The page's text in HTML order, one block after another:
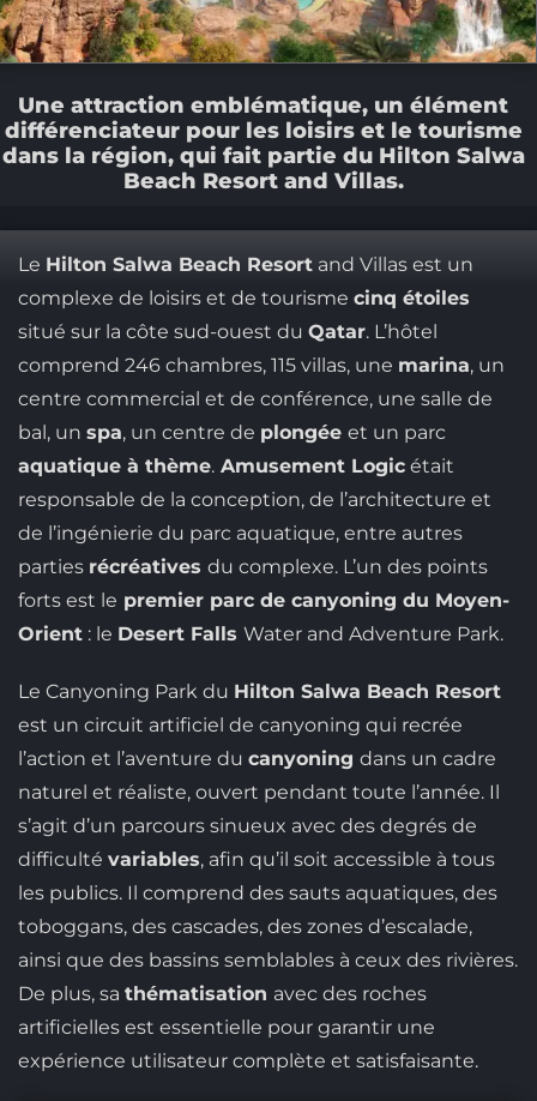
Une attraction emblématique, un élément
différenciateur pour les loisirs et le tourisme
dans la région, qui fait partie du Hilton Salwa
Beach Resort and Villas.
Le Hilton Salwa Beach Resortand Villas est un
complexe de loisirs et de tourisme cinq étoiles
situé sur la côte sud-ouest du Qatar. L’hôtel
comprend 246 chambres, 115 villas, une marina, un
centre commercial et de conférence, une salle de
bal, un spa, un centre de plongée et un parc
aquatique à thème.Amusement Logicétait
responsable de la conception, de l’architecture et
de l’ingénierie du parc aquatique, entre autres
parties récréatives du complexe. L’un des points
forts est le premier parc de canyoning du Moyen-
Orient: le Desert Falls Water and Adventure Park.
Le Canyoning Park du Hilton Salwa Beach Resort
est un circuit artificiel de canyoning qui recrée
l’action et l’aventure du canyoning dans un cadre
naturel et réaliste, ouvert pendant toute l’année. Il
s’agit d’un parcours sinueux avec des degrés de
difficulté variables, afin qu’il soit accessible à tous
les publics. Il comprend des sauts aquatiques, des
toboggans, des cascades, des zones d’escalade,
ainsi que des bassins semblables à ceux des rivières.
De plus, sa thématisation avec des roches
artificielles est essentielle pour garantir une
expérience utilisateur complète et satisfaisante.